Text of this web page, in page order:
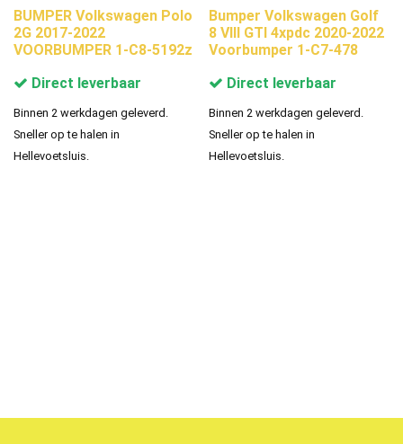
BUMPER Volkswagen Polo
2G 2017-2022
VOORBUMPER 1-C8-5192z
Direct leverbaar
Binnen 2 werkdagen geleverd.
Sneller op te halen in
Hellevoetsluis.
Bumper Volkswagen Golf
8 VIII GTI 4xpdc 2020-2022
Voorbumper 1-C7-478
Direct leverbaar
Binnen 2 werkdagen geleverd.
Sneller op te halen in
Hellevoetsluis.